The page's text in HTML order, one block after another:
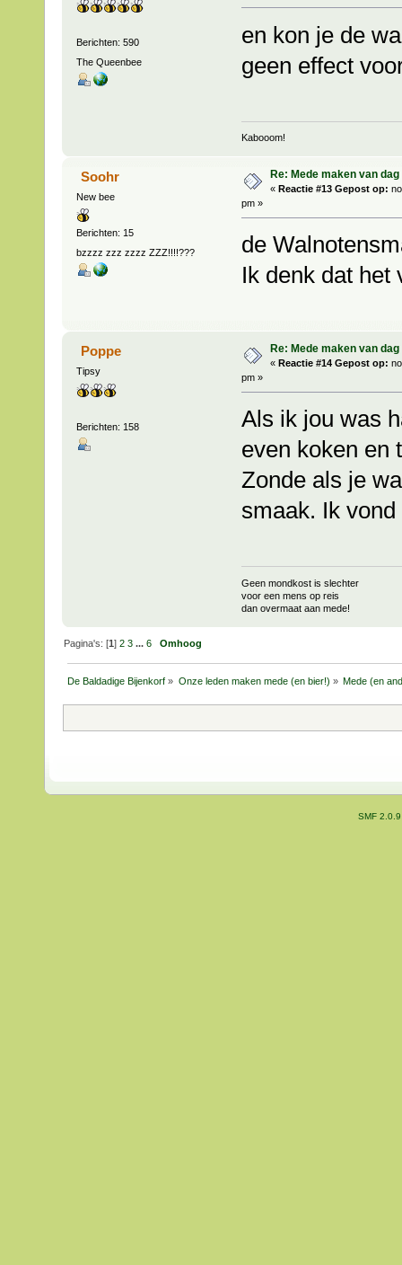
Berichten: 590
The Queenbee
en kon je de
geen effect
Kabooom!
Soohr
New bee
Berichten: 15
bzzzz zzz zzzz ZZZ!!!!???
Re: Mede maken van
« Reactie #13 Gepost op:
pm »
de
Ik denk dat het
Poppe
Tipsy
Berichten: 158
Re: Mede maken van
« Reactie #14 Gepost op:
pm »
Als ik jou was
even koken en
Zonde als je
smaak. Ik
Geen mondkost is slechter
voor een mens op reis
dan overmaat aan mede!
Pagina's: [1]2 3 ...6 Omhoog
De Baldadige Bijenkorf » Onze leden maken mede (en bier!) » Mede (en
SMF 2.0.9